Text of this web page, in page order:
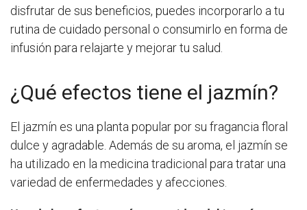
disfrutar de sus beneficios, puedes incorporarlo a tu
rutina de cuidado personal o consumirlo en forma de
infusión para relajarte y mejorar tu salud.
¿Qué efectos tiene el jazmín?
El jazmín es una planta popular por su fragancia floral
dulce y agradable. Además de su aroma, el jazmín se
ha utilizado en la medicina tradicional para tratar una
variedad de enfermedades y afecciones.